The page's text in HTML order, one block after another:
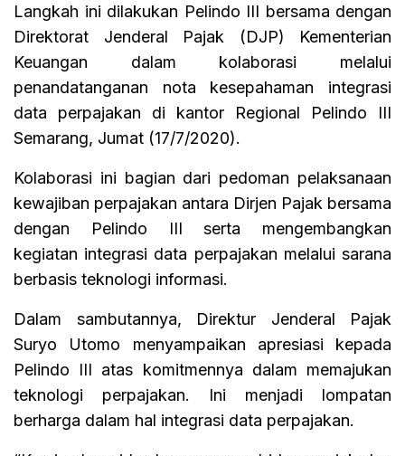
Langkah ini dilakukan Pelindo III bersama dengan
Direktorat Jenderal Pajak (DJP) Kementerian
Keuangan dalam kolaborasi melalui
penandatanganan nota kesepahaman integrasi
data perpajakan di kantor Regional Pelindo III
Semarang, Jumat (17/7/2020).
Kolaborasi ini bagian dari pedoman pelaksanaan
kewajiban perpajakan antara Dirjen Pajak bersama
dengan Pelindo III serta mengembangkan
kegiatan integrasi data perpajakan melalui sarana
berbasis teknologi informasi.
Dalam sambutannya, Direktur Jenderal Pajak
Suryo Utomo menyampaikan apresiasi kepada
Pelindo III atas komitmennya dalam memajukan
teknologi perpajakan. Ini menjadi lompatan
berharga dalam hal integrasi data perpajakan.